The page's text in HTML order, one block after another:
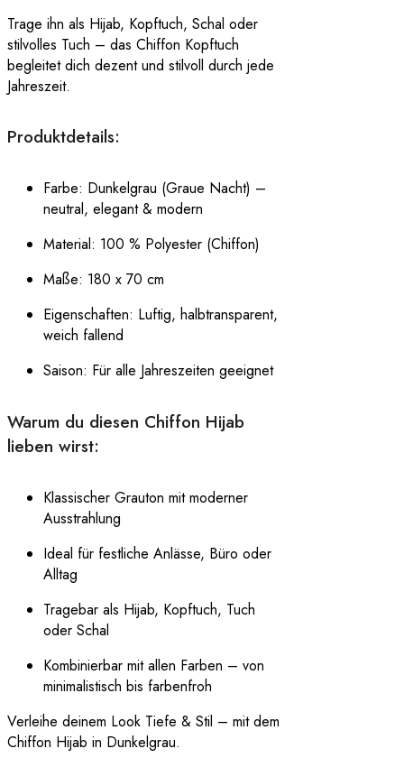
Trage ihn als Hijab, Kopftuch, Schal oder
stilvolles Tuch – das Chiffon Kopftuch
begleitet dich dezent und stilvoll durch jede
Jahreszeit.
Produktdetails:
Farbe: Dunkelgrau (Graue Nacht) –
neutral, elegant & modern
Material: 100 % Polyester (Chiffon)
Maße: 180 x 70 cm
Eigenschaften: Luftig, halbtransparent,
weich fallend
Saison: Für alle Jahreszeiten geeignet
Warum du diesen Chiffon Hijab
lieben wirst:
Klassischer Grauton mit moderner
Ausstrahlung
Ideal für festliche Anlässe, Büro oder
Alltag
Tragebar als Hijab, Kopftuch, Tuch
oder Schal
Kombinierbar mit allen Farben – von
minimalistisch bis farbenfroh
Verleihe deinem Look Tiefe & Stil – mit dem
Chiffon Hijab in Dunkelgrau.